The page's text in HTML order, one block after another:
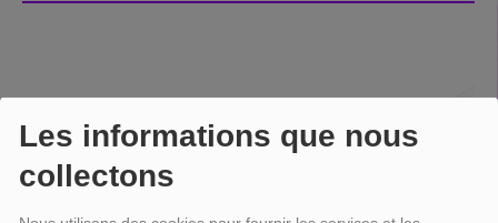
Les informations que nous
collectons